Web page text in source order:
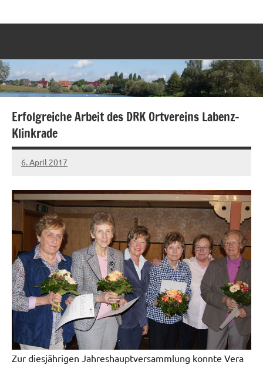
InhaltLabenz
sich
vor
Erfolgreiche Arbeit des DRK Ortvereins Labenz-
Klinkrade
6. April 2017
Sven
Zur diesjährigen Jahreshauptversammlung konnte Vera